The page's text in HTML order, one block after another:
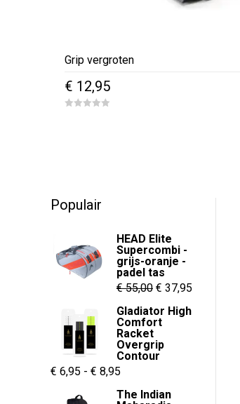
Grip vergroten
€ 12,95
Populair
HEAD Elite
Supercombi -
grijs-oranje -
padel tas
€55,00 Oorspronkelijke
prijs
was:
€ 55,00.
€ 37,95
Gladiator High
Comfort
Racket
Overgrip
Contour
€ 6,95 - € 8,95
€ 6,95
The Indian